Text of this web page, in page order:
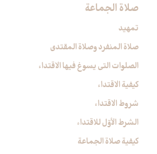
صلاة الجماعة
تمهيد
صلاة المنفرد وصلاة المقتدي
الصلوات التي يسوغ فيها الاقتداء
كيفية الاقتداء
شروط الاقتداء
الشرط الأوّل للاقتداء
كيفية صلاة الجماعة